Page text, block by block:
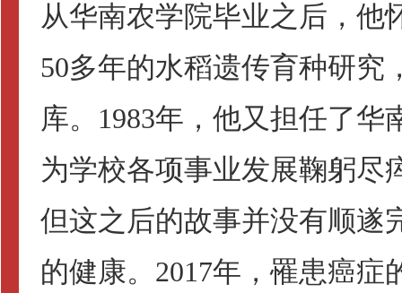
从华南农学院毕业之后，他
50多年的水稻遗传育种研究
库。1983年，他又担任了
为学校各项事业发展鞠躬尽
但这之后的故事并没有顺遂
的健康。2017年，罹患癌